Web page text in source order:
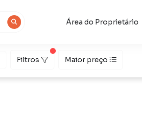
Área do Proprietário
Filtros Maior preço